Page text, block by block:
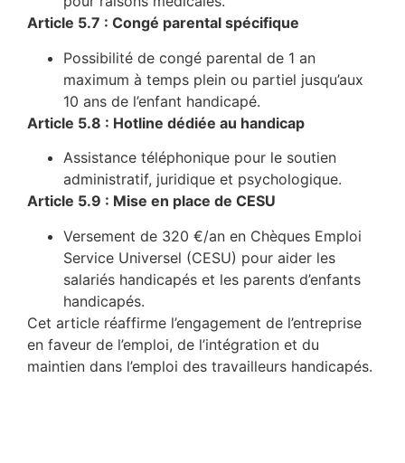
Article 5.7 : Congé parental spécifique
Possibilité de congé parental de 1 an
maximum à temps plein ou partiel jusqu’aux
10 ans de l’enfant handicapé.
Article 5.8 : Hotline dédiée au handicap
Assistance téléphonique pour le soutien
administratif, juridique et psychologique.
Article 5.9 : Mise en place de CESU
Versement de 320 €/an en Chèques Emploi
Service Universel (CESU) pour aider les
salariés handicapés et les parents d’enfants
handicapés.
Cet article réaffirme l’engagement de l’entreprise
en faveur de l’emploi, de l’intégration et du
maintien dans l’emploi des travailleurs handicapés.